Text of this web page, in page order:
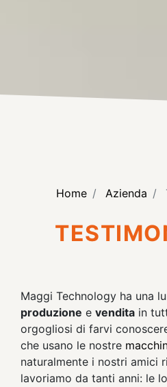
Home Azienda
Maggi Technology ha una
produzione e vendita in
orgogliosi di farvi
che usano le nostre
naturalmente i nostri amici
lavoriamo da tanti anni: le